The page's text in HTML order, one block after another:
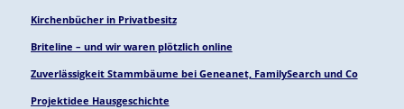
Kirchenbücher in Privatbesitz
Briteline – und wir waren plötzlich online
Zuverlässigkeit Stammbäume bei Geneanet, FamilySearch und Co
Projektidee Hausgeschichte